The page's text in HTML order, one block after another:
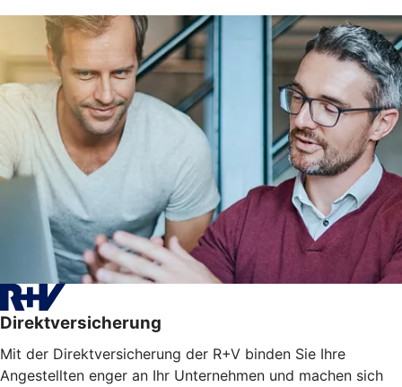
Direktversicherung
Mit der Direktversicherung der R+V binden Sie Ihre
Angestellten enger an Ihr Unternehmen und machen sich